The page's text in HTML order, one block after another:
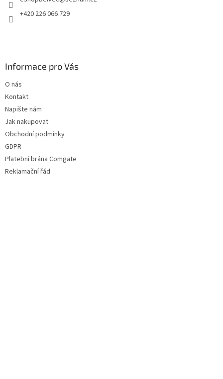
+420 226 066 729
Informace pro Vás
O nás
Kontakt
Napište nám
Jak nakupovat
Obchodní podmínky
GDPR
Platební brána Comgate
Reklamační řád